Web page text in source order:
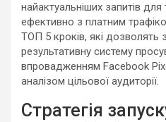
найактуальніших запитів
ефективно з платним
ТОП 5 кроків, які дозволять
результативну систему
впровадженням Facebook
аналізом цільової аудиторії.
Стратегія